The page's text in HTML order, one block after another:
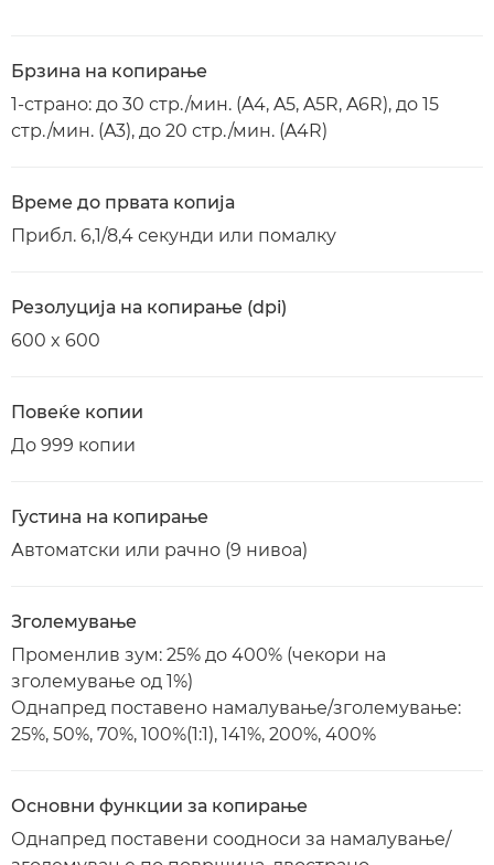
Брзина на копирање
1-страно: до 30 стр./мин. (A4, A5, A5R, A6R), до 15
стр./мин. (A3), до 20 стр./мин. (A4R)
Време до првата копија
Прибл. 6,1/8,4 секунди или помалку
Резолуција на копирање (dpi)
600 x 600
Повеќе копии
До 999 копии
Густина на копирање
Автоматски или рачно (9 нивоа)
Зголемување
Променлив зум: 25% до 400% (чекори на
зголемување од 1%)
Однапред поставено намалување/зголемување:
25%, 50%, 70%, 100%(1:1), 141%, 200%, 400%
Основни функции за копирање
Однапред поставени соодноси за намалување/